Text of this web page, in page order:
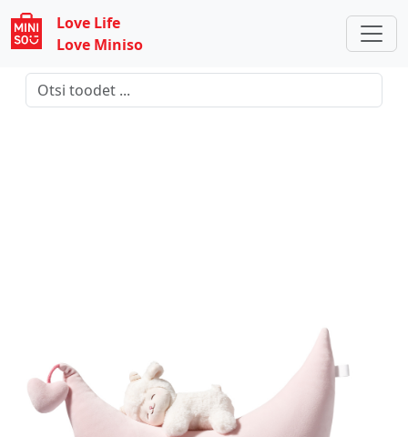
Love Life
Love Miniso